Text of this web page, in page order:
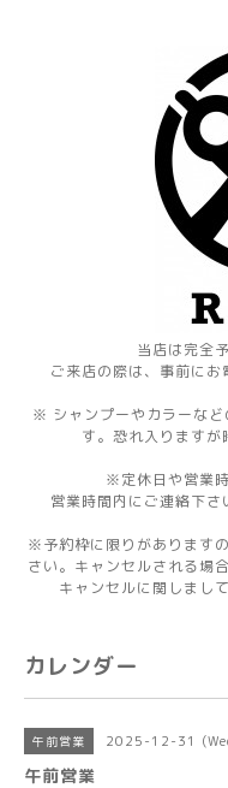
当店は完全
ご来店の際は、事前にお
※ シャンプーやカラーなど
す。恐れ入りますが
※定休日や営業
営業時間内にご連絡下さ
※予約枠に限りがあります
さい。キャンセルされる場
キャンセルに関しまし
カレンダー
午前営業 2025-12-31
午前営業